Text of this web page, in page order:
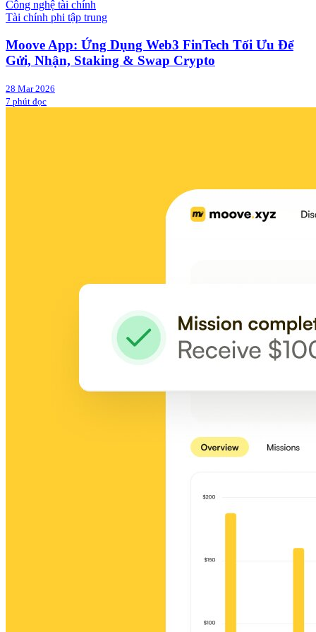
Công nghệ tài chính
Tài chính phi tập trung
Moove App: Ứng Dụng Web3 FinTech Tối Ưu Để
Gửi, Nhận, Staking & Swap Crypto
28 Mar 2026
7 phút đọc